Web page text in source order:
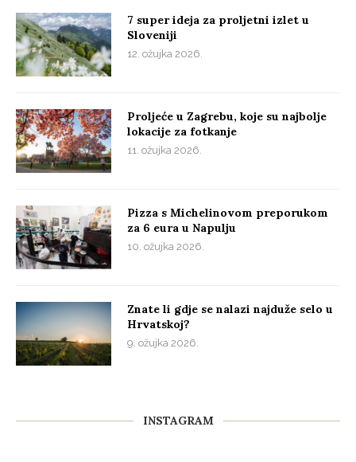
7 super ideja za proljetni izlet u
Sloveniji
12. ožujka 2026.
Proljeće u Zagrebu, koje su najbolje
lokacije za fotkanje
11. ožujka 2026.
Pizza s Michelinovom preporukom
za 6 eura u Napulju
10. ožujka 2026.
Znate li gdje se nalazi najduže selo u
Hrvatskoj?
9. ožujka 2026.
INSTAGRAM